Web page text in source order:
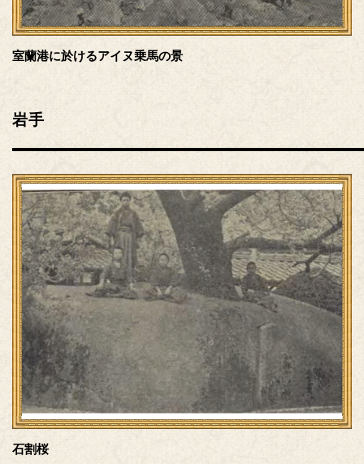
室蘭港に於けるアイヌ乗馬の景
岩手
石割桜